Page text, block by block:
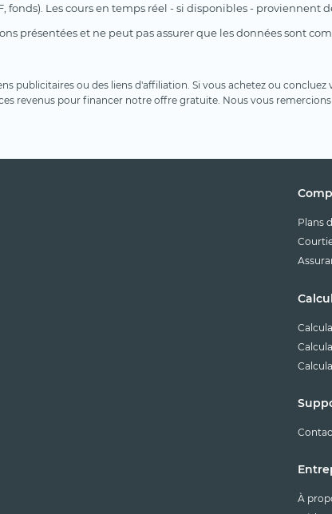
fonds). Les cours en temps réel - si disponibles - proviennent
présentées et ne peut pas assurer que les données sont
publicitaires ou des liens d'affiliation. Si vous achetez ou
revenus pour financer notre offre gratuite. Nous vous
Plans
À